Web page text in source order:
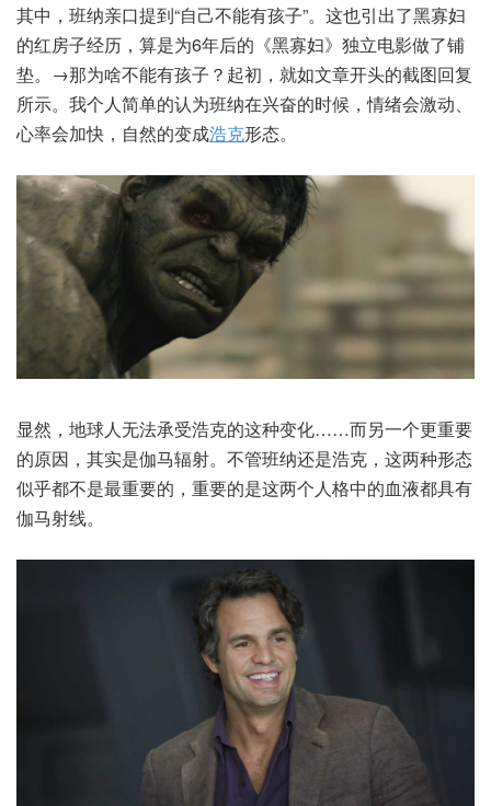
其中，班纳亲口提到“自己不能有孩子”。这也引出了黑寡妇
的红房子经历，算是为6年后的《黑寡妇》独立电影做了铺
垫。→那为啥不能有孩子？起初，就如文章开头的截图回复
所示。我个人简单的认为班纳在兴奋的时候，情绪会激动、
心率会加快，自然的变成浩克形态。
显然，地球人无法承受浩克的这种变化……而另一个更重要
的原因，其实是伽马辐射。不管班纳还是浩克，这两种形态
似乎都不是最重要的，重要的是这两个人格中的血液都具有
伽马射线。